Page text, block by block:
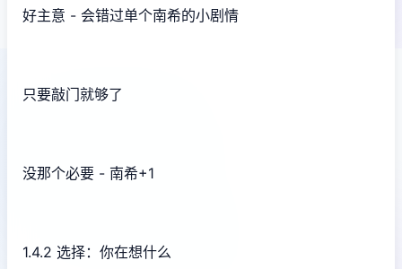
好主意 - 会错过单个南希的小剧情
只要敲门就够了
没那个必要 - 南希+1
1.4.2 选择：你在想什么